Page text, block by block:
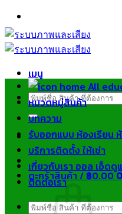
ข้าม
ไป
ยัง
เมนู
ค้นหา:
ตะกร้าสินค้า /฿0.000
หมวดหมู่สินค้า
บทความ
รับออกแบบ ห้องเรียน
บริการติดตั้ง ให้เช่า
เกี่ยวกับเรา ออล เอ็ดดู
ติดต่อเรา
ค้นหา: